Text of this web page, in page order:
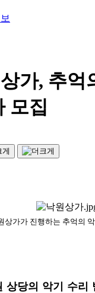
가, 추억
모집
상가가 진행하는 추억의
상당의 악기 수리